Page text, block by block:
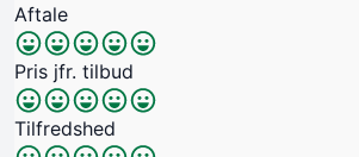
Aftale
Pris jfr. tilbud
Tilfredshed